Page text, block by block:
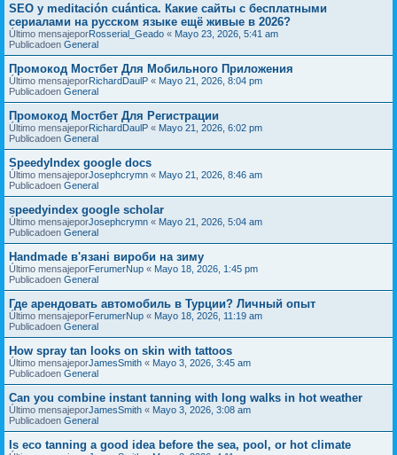
SEO y meditación cuántica. Какие сайты с бесплатными
сериалами на русском языке ещё живые в 2026?
Último mensajeporRosserial_Geado « Mayo 23, 2026, 5:41 am
Publicadoen General
Промокод Мостбет Для Мобильного Приложения
Último mensajeporRichardDaulP « Mayo 21, 2026, 8:04 pm
Publicadoen General
Промокод Мостбет Для Регистрации
Último mensajeporRichardDaulP « Mayo 21, 2026, 6:02 pm
Publicadoen General
SpeedyIndex google docs
Último mensajeporJosephcrymn « Mayo 21, 2026, 8:46 am
Publicadoen General
speedyindex google scholar
Último mensajeporJosephcrymn « Mayo 21, 2026, 5:04 am
Publicadoen General
Handmade в'язані вироби на зиму
Último mensajeporFerumerNup « Mayo 18, 2026, 1:45 pm
Publicadoen General
Где арендовать автомобиль в Турции? Личный опыт
Último mensajeporFerumerNup « Mayo 18, 2026, 11:19 am
Publicadoen General
How spray tan looks on skin with tattoos
Último mensajeporJamesSmith « Mayo 3, 2026, 3:45 am
Publicadoen General
Can you combine instant tanning with long walks in hot weather
Último mensajeporJamesSmith « Mayo 3, 2026, 3:08 am
Publicadoen General
Is eco tanning a good idea before the sea, pool, or hot climate